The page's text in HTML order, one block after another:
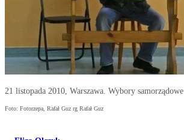
21 listopada 2010, Warszawa. Wybory samorządowe
Foto: Fotorzepa, Rafał Guz rg Rafał Guz